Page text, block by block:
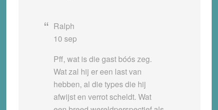
Ralph
10 sep
Pff, wat is die gast bóós zeg.
Wat zal hij er een last van
hebben, al die types die hij
afwijst en verrot scheldt. Wat